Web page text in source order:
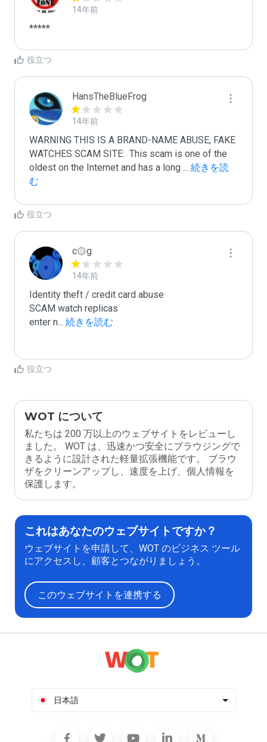
14年前
*****
役立つ
HansTheBlueFrog
14年前
WARNING THIS IS A BRAND-NAME ABUSE, FAKE
WATCHES SCAM SITE:  This scam is one of the
oldest on the Internet and has a long ... 続きを読
む
役立つ
c۞g
14年前
Identity theft / credit card abuse
SCAM watch replicas
enter n... 続きを読む
役立つ
WOT について
私たちは 200 万以上のウェブサイトをレビューし
ました。 WOT は、迅速かつ安全にブラウジングで
きるように設計された軽量拡張機能です。 ブラウ
ザをクリーンアップし、速度を上げ、個人情報を
保護します。
これはあなたのウェブサイトですか？
ウェブサイトを申請して、WOT のビジネス ツール
にアクセスし、顧客とつながりましょう。
このウェブサイトを連携する
日本語